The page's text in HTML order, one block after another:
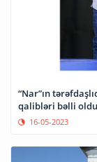
“Nar”ın
qalibləri bəlli oldu
16-05-2023